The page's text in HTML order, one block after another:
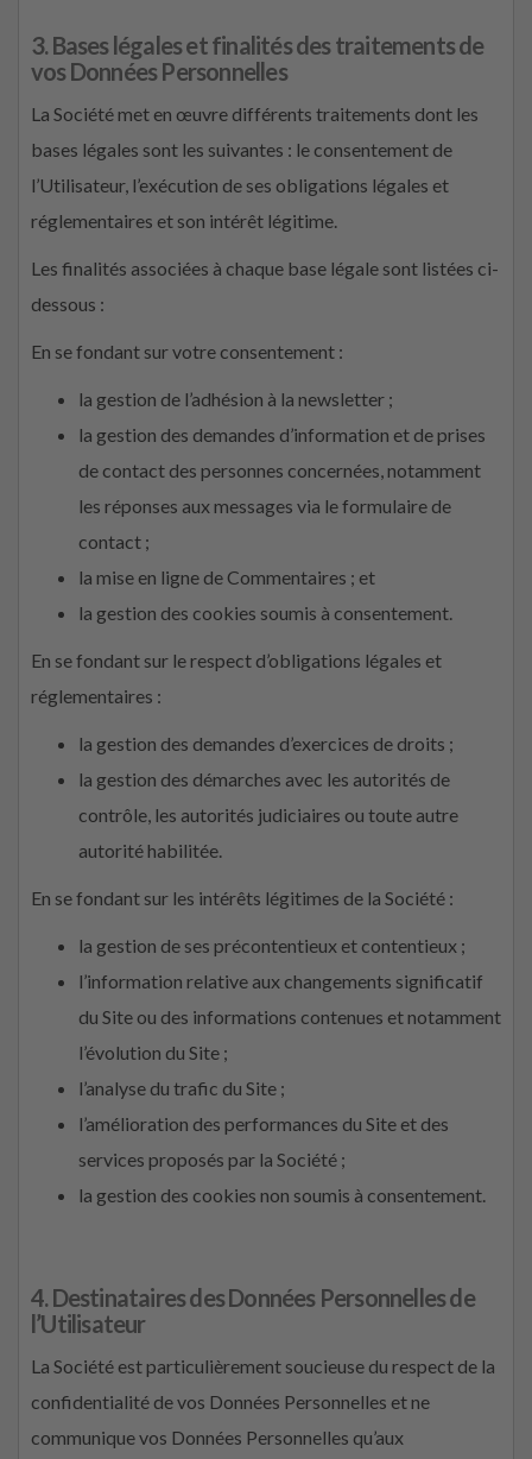
3. Bases légales et finalités des traitements de
vos Données Personnelles
La Société met en œuvre différents traitements dont les
bases légales sont les suivantes : le consentement de
l’Utilisateur, l’exécution de ses obligations légales et
réglementaires et son intérêt légitime.
Les finalités associées à chaque base légale sont listées ci-
dessous :
En se fondant sur votre consentement :
la gestion de l’adhésion à la newsletter ;
la gestion des demandes d’information et de prises
de contact des personnes concernées, notamment
les réponses aux messages via le formulaire de
contact ;
la mise en ligne de Commentaires ; et
la gestion des cookies soumis à consentement.
En se fondant sur le respect d’obligations légales et
réglementaires :
la gestion des demandes d’exercices de droits ;
la gestion des démarches avec les autorités de
contrôle, les autorités judiciaires ou toute autre
autorité habilitée.
En se fondant sur les intérêts légitimes de la Société :
la gestion de ses précontentieux et contentieux ;
l’information relative aux changements significatif
du Site ou des informations contenues et notamment
l’évolution du Site ;
l’analyse du trafic du Site ;
l’amélioration des performances du Site et des
services proposés par la Société ;
la gestion des cookies non soumis à consentement.
4. Destinataires des Données Personnelles de
l’Utilisateur
La Société est particulièrement soucieuse du respect de la
confidentialité de vos Données Personnelles et ne
communique vos Données Personnelles qu’aux